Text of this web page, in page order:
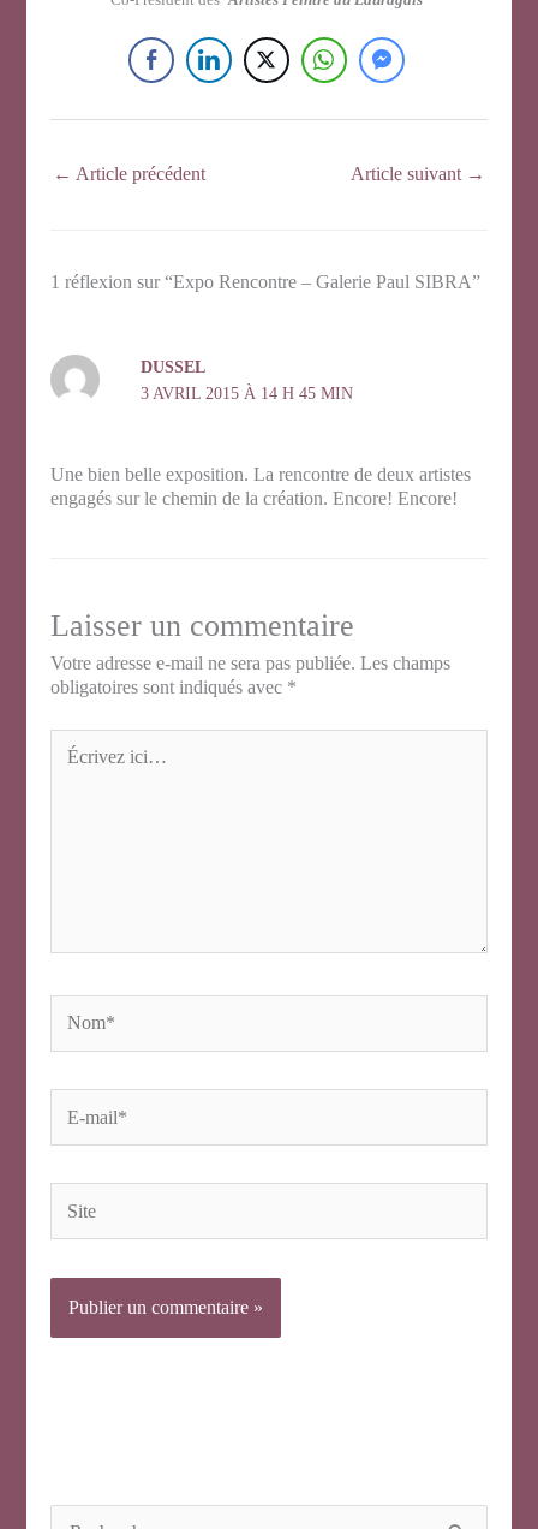
← Article précédent Article suivant →
1 réflexion sur “Expo Rencontre – Galerie Paul SIBRA”
DUSSEL
3 AVRIL 2015 À 14 H 45 MIN
Une bien belle exposition. La rencontre de deux artistes
engagés sur le chemin de la création. Encore! Encore!
Laisser un commentaire
Votre adresse e-mail ne sera pas publiée. Les champs
obligatoires sont indiqués avec *
ici…
mail*